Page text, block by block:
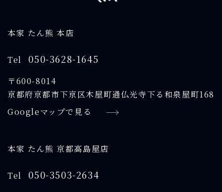
本家 たん熊 本店
Tel 050-3628-1645
〒600-8014
京都府京都市下京区木屋町通仏光寺下る和泉屋町168
Googleマップで見る
本家 たん熊 京都高島屋店
Tel 050-3503-2634